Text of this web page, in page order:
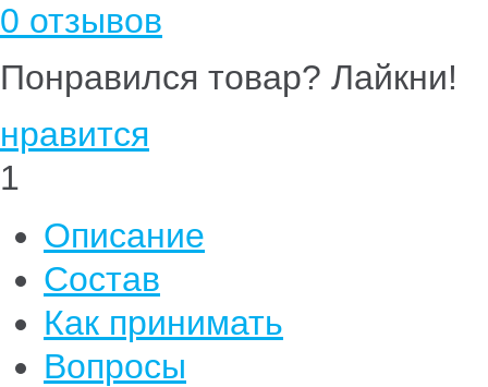
0 отзывов
Понравился товар? Лайкни!
нравится
1
Описание
Состав
Как принимать
Вопросы